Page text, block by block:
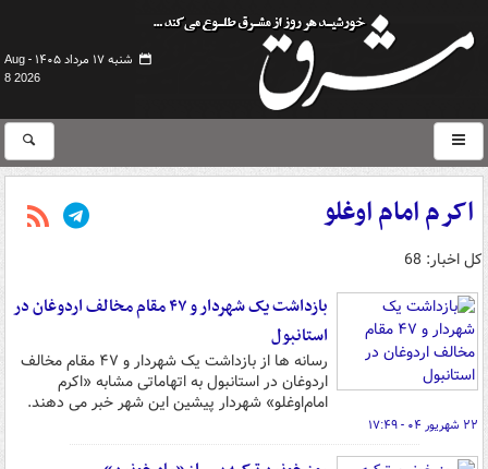
شنبه ۱۷ مرداد ۱۴۰۵ -
Aug
8 2026
اکرم امام اوغلو
کل اخبار: 68
بازداشت یک شهردار و ۴۷ مقام مخالف اردوغان در
استانبول
رسانه ها از بازداشت یک شهردار و ۴۷ مقام مخالف
اردوغان در استانبول به اتهاماتی مشابه «اکرم
امام‌اوغلو» شهردار پیشین این شهر خبر می دهند.
۲۲ شهریور ۰۴ - ۱۷:۴۹